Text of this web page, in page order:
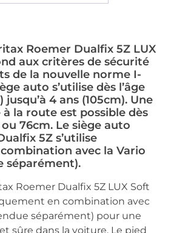
Roemer Dualfix 5Z LUX
aux critères de sécurité
de la nouvelle norme I-
auto s’utilise dès l’âge
jusqu’à 4 ans (105cm). Une
la route est possible dès
ou 76cm. Le siège auto
5Z s’utilise
avec la Vario
séparément).
Roemer Dualfix 5Z LUX Soft
en combination avec
séparément) pour une
sûre dans la voiture. Le pied